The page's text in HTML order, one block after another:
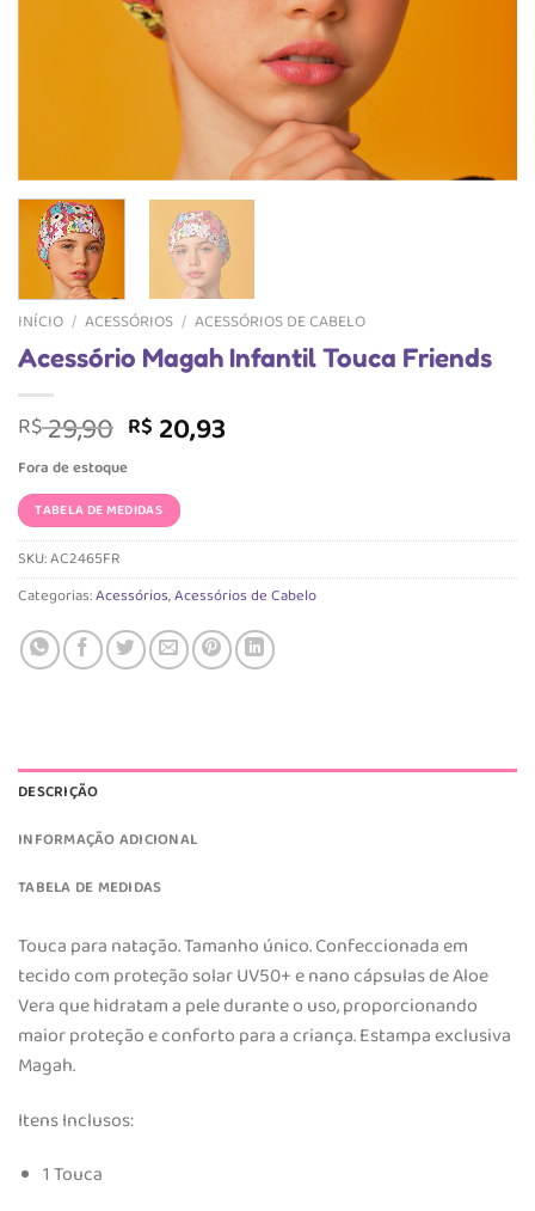
INÍCIO / ACESSÓRIOS / ACESSÓRIOS DE CABELO
Acessório Magah Infantil Touca Friends
R$29,90 O
preço
original
era:
R$ 29,90.
R$ 20,93
R$ 20,93.
Fora de estoque
TABELA DE MEDIDAS
SKU:AC2465FR
Categorias:Acessórios,Acessórios de Cabelo
DESCRIÇÃO
INFORMAÇÃO ADICIONAL
TABELA DE MEDIDAS
Touca para natação. Tamanho único. Confeccionada em
tecido com proteção solar UV50+ e nano cápsulas de Aloe
Vera que hidratam a pele durante o uso, proporcionando
maior proteção e conforto para a criança. Estampa exclusiva
Magah.
Itens Inclusos:
1 Touca ​